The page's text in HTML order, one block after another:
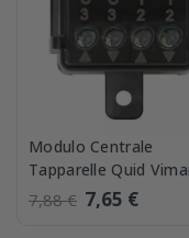
Modulo Centrale
Tapparelle Quid
03997
7,88 € 7,65 €